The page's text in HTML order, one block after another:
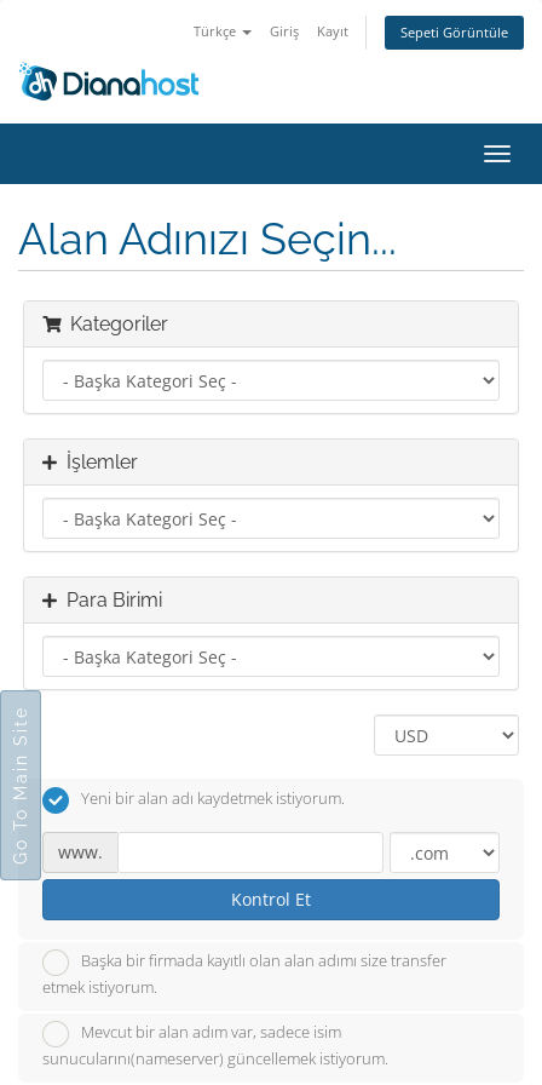
Türkçe Giriş Kayıt Sepeti Görüntüle
Alan Adınızı Seçin...
Kategoriler
İşlemler
Para Birimi
Yeni bir alan adı kaydetmek istiyorum.
www.
Kontrol Et
Başka bir firmada kayıtlı olan alan adımı size transfer
etmek istiyorum.
Mevcut bir alan adım var, sadece isim
sunucularını(nameserver) güncellemek istiyorum.
Go To Main Site